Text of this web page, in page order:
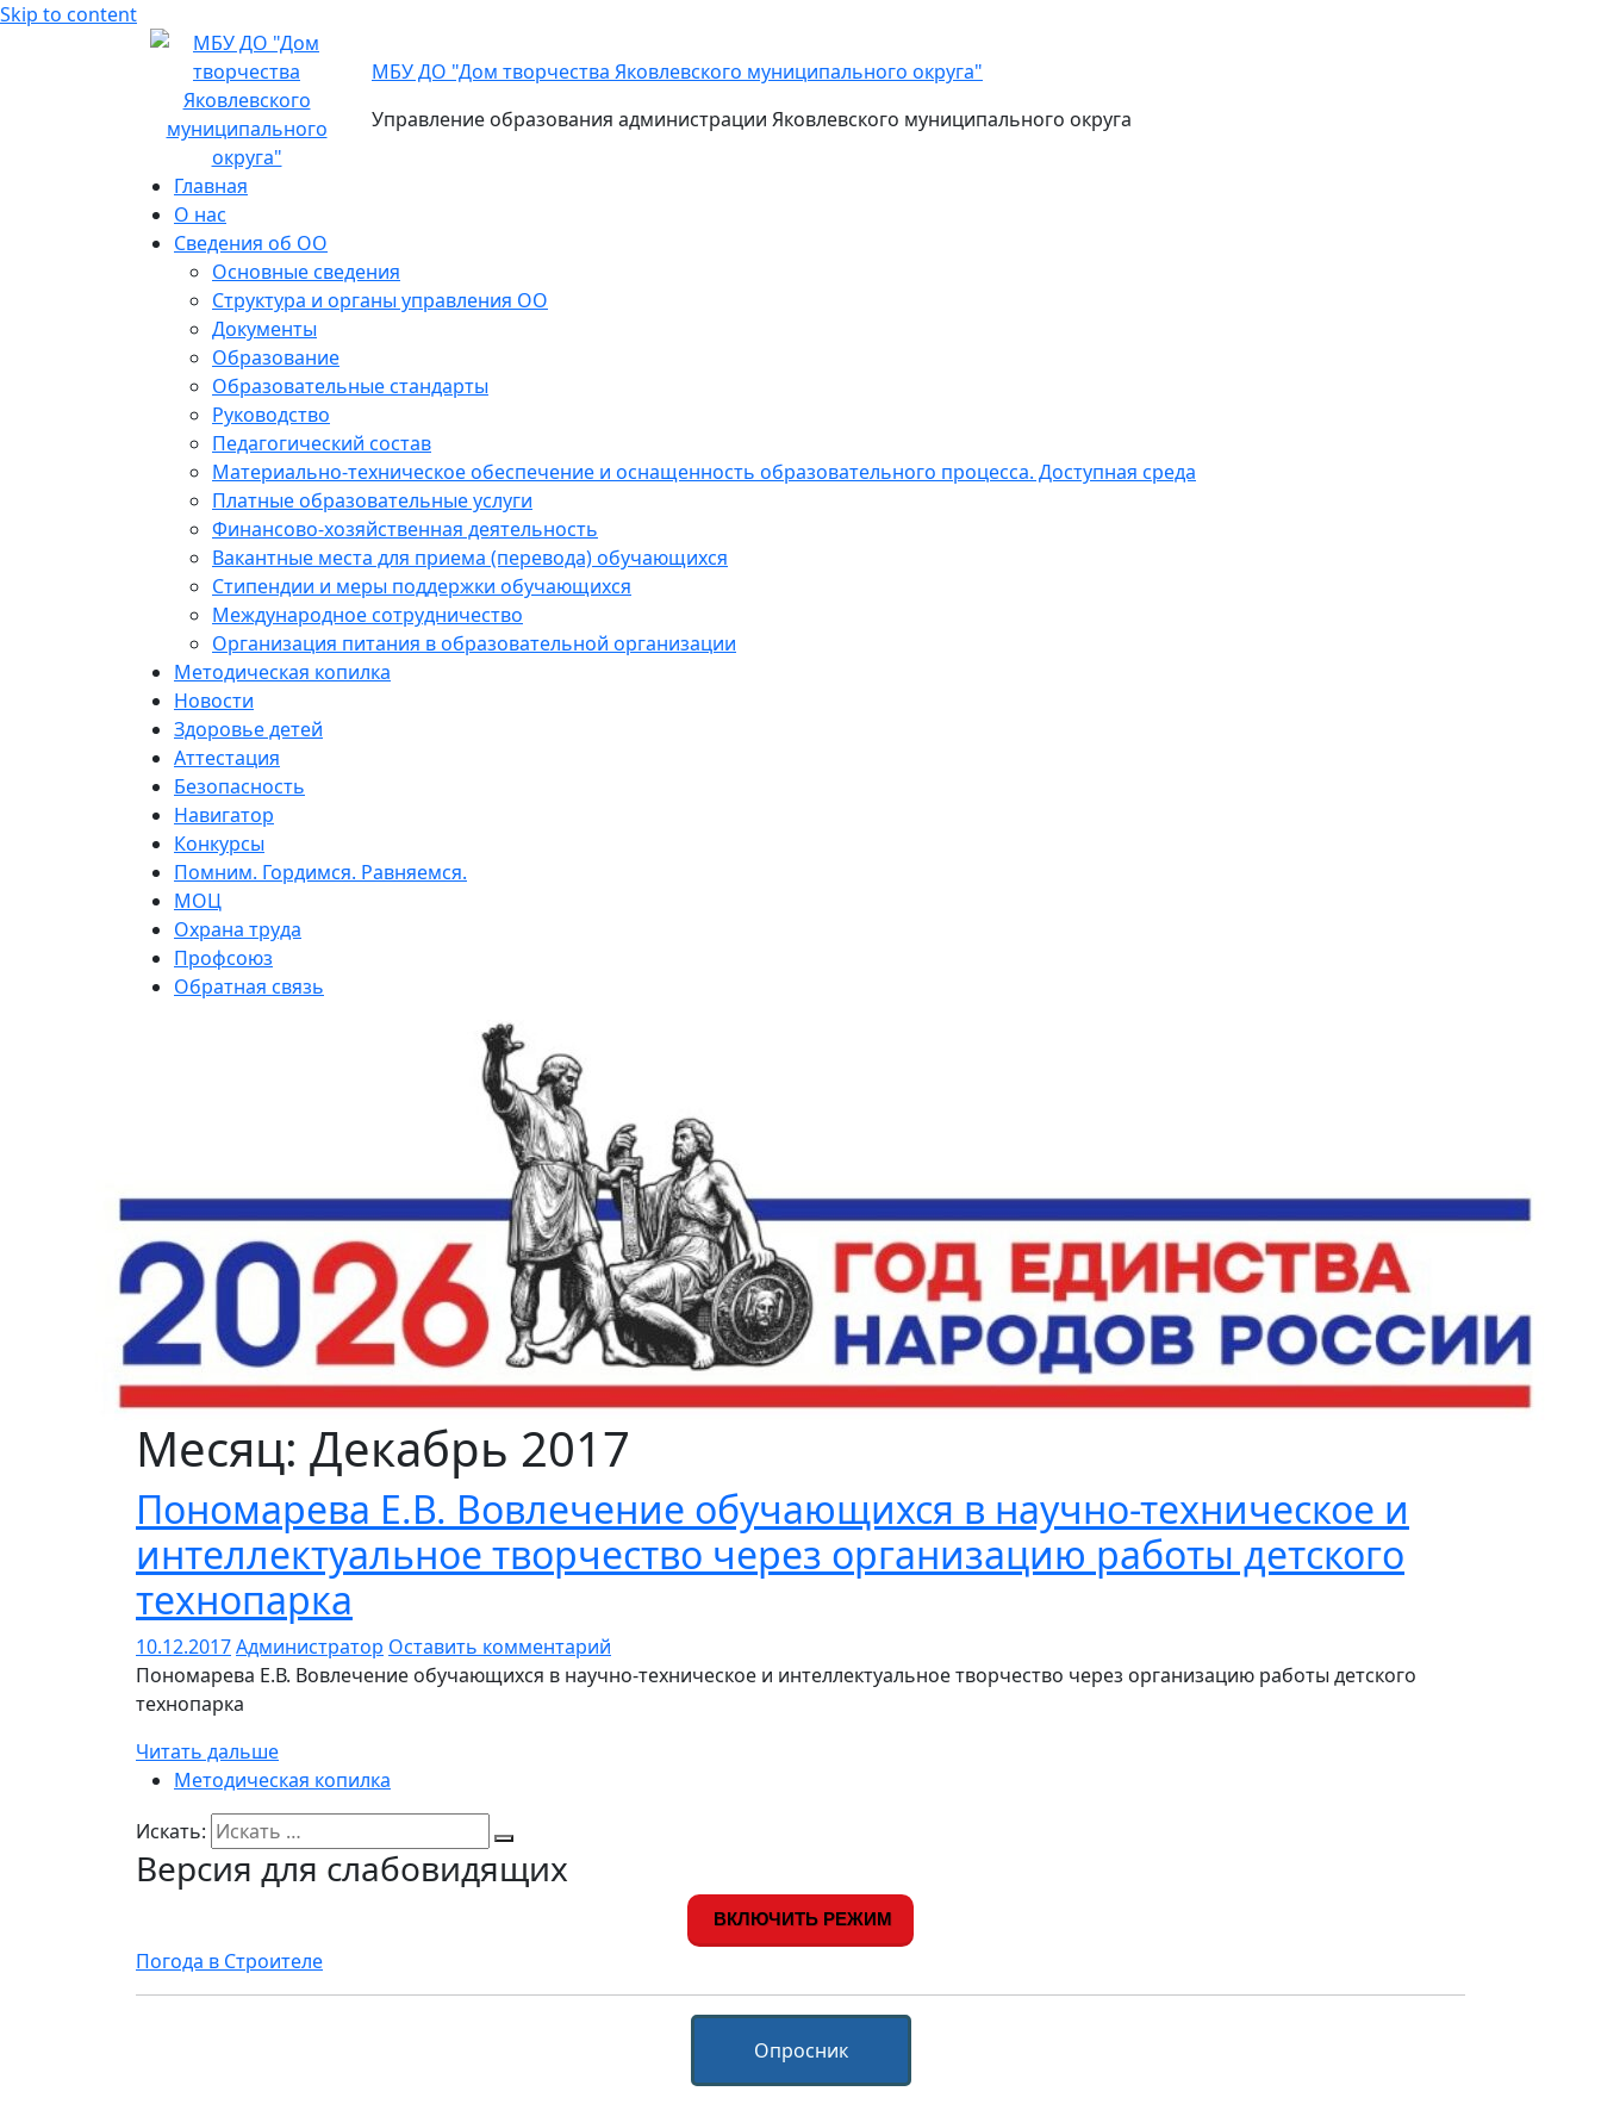
Skip to content
МБУ ДО "Дом творчества Яковлевского муниципального округа"
Управление образования администрации Яковлевского муниципального округа
Главная
О нас
Сведения об ОО
Основные сведения
Структура и органы управления ОО
Документы
Образование
Образовательные стандарты
Руководство
Педагогический состав
Материально-техническое обеспечение и оснащенность образовательного процесса. Доступная среда
Платные образовательные услуги
Финансово-хозяйственная деятельность
Вакантные места для приема (перевода) обучающихся
Стипендии и меры поддержки обучающихся
Международное сотрудничество
Организация питания в образовательной организации
Методическая копилка
Новости
Здоровье детей
Аттестация
Безопасность
Навигатор
Конкурсы
Помним. Гордимся. Равняемся.
МОЦ
Охрана труда
Профсоюз
Обратная связь
Месяц: Декабрь 2017
Пономарева Е.В. Вовлечение обучающихся в научно-техническое и
интеллектуальное творчество через организацию работы детского
технопарка
10.12.2017Администратор Оставить комментарий
Пономарева Е.В. Вовлечение обучающихся в научно-техническое и интеллектуальное творчество через организацию работы детского
технопарка
Читать дальше
Методическая копилка
Искать:
Версия для слабовидящих
ВКЛЮЧИТЬ РЕЖИМ
Погода в Строителе
Опросник